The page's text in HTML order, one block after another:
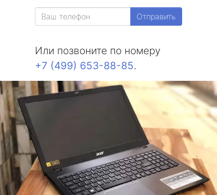
Отправить
Или позвоните по номеру
+7 (499) 653-88-85.